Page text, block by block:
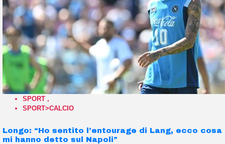
SPORT ,
SPORT>CALCIO
Longo: “Ho sentito l’entourage di Lang, ecco cosa
mi hanno detto sul Napoli”